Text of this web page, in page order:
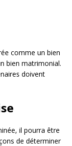
comme un bien
bien matrimonial.
doivent
il pourra être
de déterminer